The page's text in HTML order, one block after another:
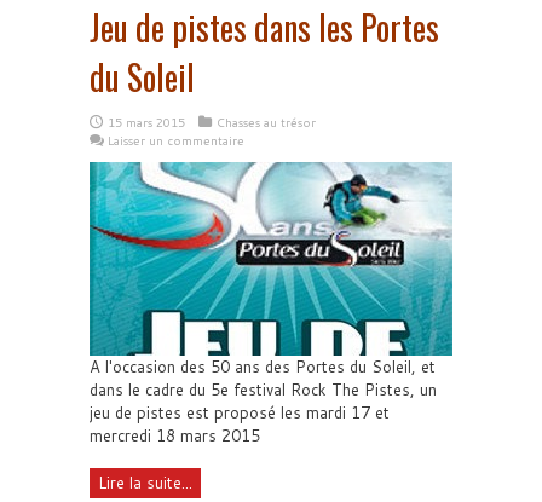
Jeu de pistes dans les Portes
du Soleil
15 mars 2015
Chasses au trésor
Laisser un commentaire
A l'occasion des 50 ans des Portes du Soleil, et
dans le cadre du 5e festival Rock The Pistes, un
jeu de pistes est proposé les mardi 17 et
mercredi 18 mars 2015
Lire la suite...